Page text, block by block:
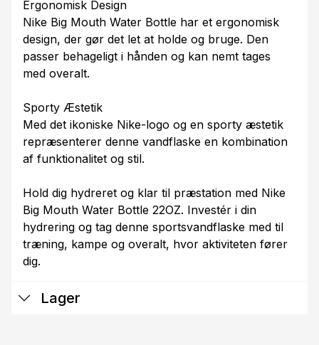
Ergonomisk Design
Nike Big Mouth Water Bottle har et ergonomisk
design, der gør det let at holde og bruge. Den
passer behageligt i hånden og kan nemt tages
med overalt.
Sporty Æstetik
Med det ikoniske Nike-logo og en sporty æstetik
repræsenterer denne vandflaske en kombination
af funktionalitet og stil.
Hold dig hydreret og klar til præstation med Nike
Big Mouth Water Bottle 22OZ. Investér i din
hydrering og tag denne sportsvandflaske med til
træning, kampe og overalt, hvor aktiviteten fører
dig.
Lager